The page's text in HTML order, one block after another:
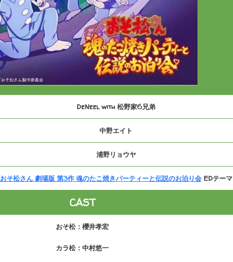
DeNeel with 松野家6兄弟
中野エイト
浦野リョウヤ
おそ松さん 劇場版 第3作 魂のたこ焼きパーティーと伝説のお泊り会EDテーマ
CAST
おそ松：櫻井孝宏
カラ松：中村悠一